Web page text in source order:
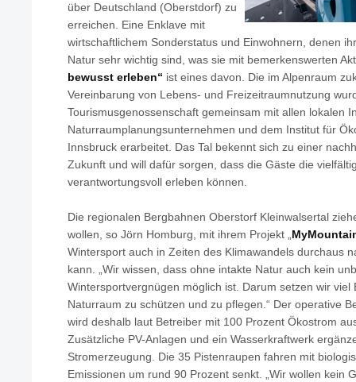
über Deutschland (Oberstdorf) zu
erreichen. Eine Enklave mit
wirtschaftlichem Sonderstatus und Einwohnern, denen
Natur sehr wichtig sind, was sie mit bemerkenswerten
bewusst erleben“ ist eines davon. Die im Alpenraum
Vereinbarung von Lebens- und Freizeitraumnutzung
Tourismusgenossenschaft gemeinsam mit allen lokalen
Naturraumplanungsunternehmen und dem Institut für
Innsbruck erarbeitet. Das Tal bekennt sich zu einer
Zukunft und will dafür sorgen, dass die Gäste die
verantwortungsvoll erleben können.
Die regionalen Bergbahnen Oberstorf Kleinwalsertal
wollen, so Jörn Homburg, mit ihrem Projekt „
Wintersport auch in Zeiten des Klimawandels durchaus
kann. „Wir wissen, dass ohne intakte Natur auch kein
Wintersportvergnügen möglich ist. Darum setzen wir viel
Naturraum zu schützen und zu pflegen.“ Der operative
wird deshalb laut Betreiber mit 100 Prozent Ökostrom
Zusätzliche PV-Anlagen und ein Wasserkraftwerk
Stromerzeugung. Die 35 Pistenraupen fahren mit
Emissionen um rund 90 Prozent senkt. „Wir wollen kein